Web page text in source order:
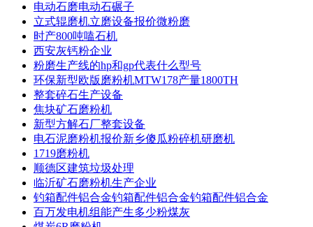
电动石磨电动石碾子
立式辊磨机立磨设备报价微粉磨
时产800吨嗑石机
西安灰钙粉企业
粉磨生产线的hp和gp代表什么型号
环保新型欧版磨粉机MTW178产量1800TH
整套碎石生产设备
焦块矿石磨粉机
新型方解石厂整套设备
电石泥磨粉机报价新乡傻瓜粉碎机研磨机
1719磨粉机
顺德区建筑垃圾处理
临沂矿石磨粉机生产企业
钓箱配件铝合金钓箱配件铝合金钓箱配件铝合金
百万发电机组能产生多少粉煤灰